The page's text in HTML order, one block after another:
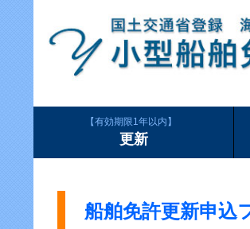
有効期限1年以内
更新
船舶免許更新申込